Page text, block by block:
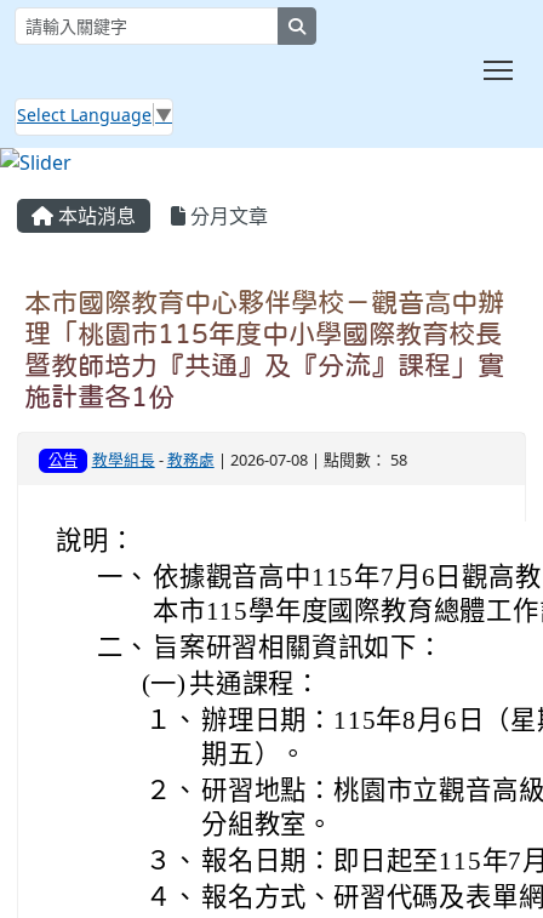
Select Language ▼
本站消息 分月文章
本市國際教育中心夥伴學校－觀音高中辦
理「桃園市115年度中小學國際教育校長
暨教師培力『共通』及『分流』課程」實
施計畫各1份
公告 教學組長-教務處 | 2026-07-08 | 點閱數： 58
說明：
一、 依據觀音高中115年7月6日觀高
本市115學年度國際教育總體工
二、 旨案研習相關資訊如下：
(一) 共通課程：
１、 辦理日期：115年8月6日（
期五）。
２、 研習地點：桃園市立觀音高
分組教室。
３、 報名日期：即日起至115年7
４、 報名方式、研習代碼及表單